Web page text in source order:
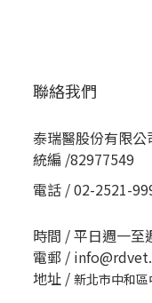
聯絡我們
泰瑞醫股份有限公
統編 /82977549
電話 / 02-2521-
時間 / 平日週一至
電郵 /
地址 / 新北市中和